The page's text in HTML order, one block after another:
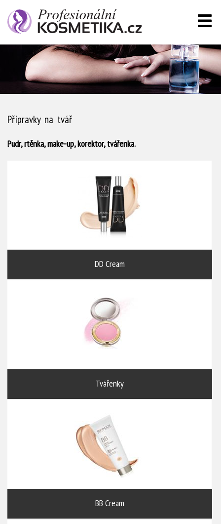
Přípravky na tvář
Pudr, rtěnka, make-up, korektor, tvářenka.
DD Cream
Tvářenky
BB Cream